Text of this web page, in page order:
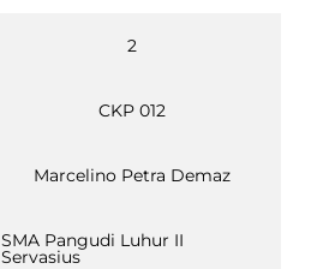
2
CKP 012
Marcelino Petra Demaz
SMA Pangudi Luhur II
Servasius